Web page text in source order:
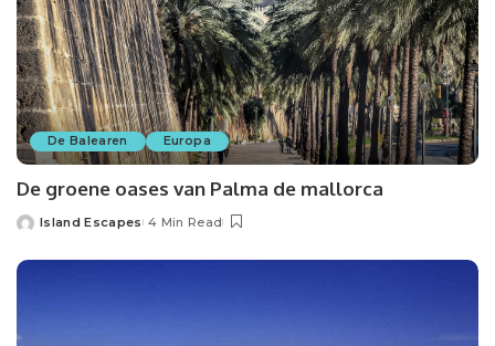
De Balearen Europa
De groene oases van Palma de mallorca
Posted
Island Escapes 4 Min Read